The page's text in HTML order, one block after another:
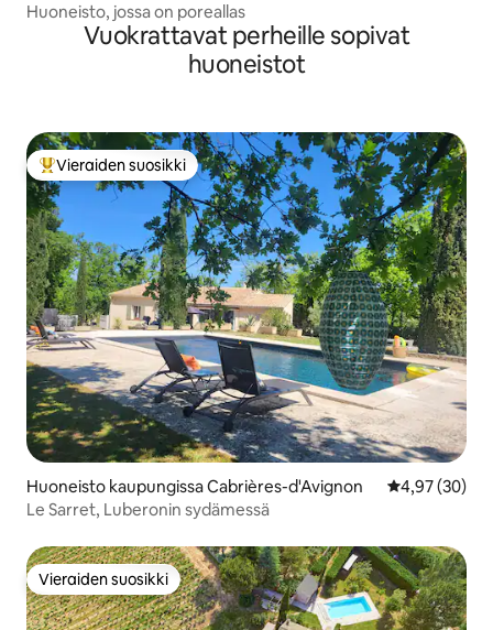
te-Baume
Huoneisto, jossa on poreallas
Vuokrattavat perheille sopivat
huoneistot
Vieraiden suosikkien parhaimmistoa
Vieraiden suosikki
Huoneisto kaupungissa Cabrières-d'Avignon
4,97 (30)
Le Sarret, Luberonin sydämessä
Vieraiden suosikki
Vieraiden suosikki